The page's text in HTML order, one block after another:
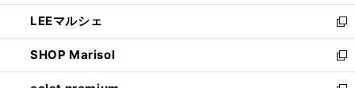
開
く
ウ
で
開
く
ン
ド
ウ
で
開
ウ
ィ
ン
ド
ウ
し
い
ウ
ィ
ン
LEEマルシェ
新
し
い
ウ
SHOP Marisol
新
し